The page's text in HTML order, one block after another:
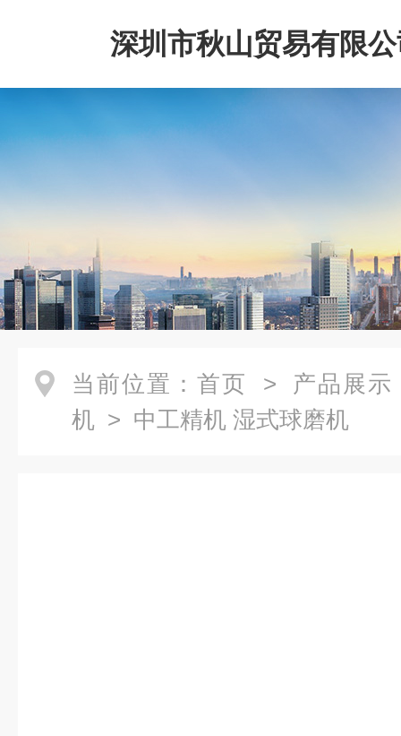
深圳市秋山贸易有限
当前位置： 首页 > 产品展示
机 > 中工精机 湿式球磨机